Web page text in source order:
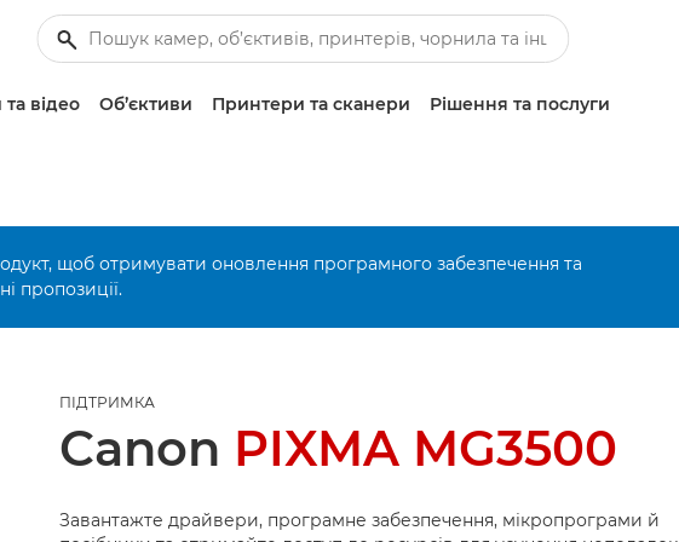
відео Об’єктиви Принтери та сканери Рішення та послуги
щоб отримувати оновлення програмного забезпечення та
пропозиції.
ПІДТРИМКА
Canon PIXMA MG3500
Завантажте драйвери, програмне забезпечення, мікропрограми й